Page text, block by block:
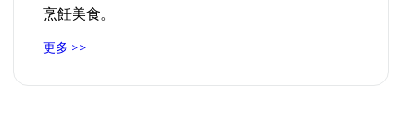
烹飪美食。
更多 >>